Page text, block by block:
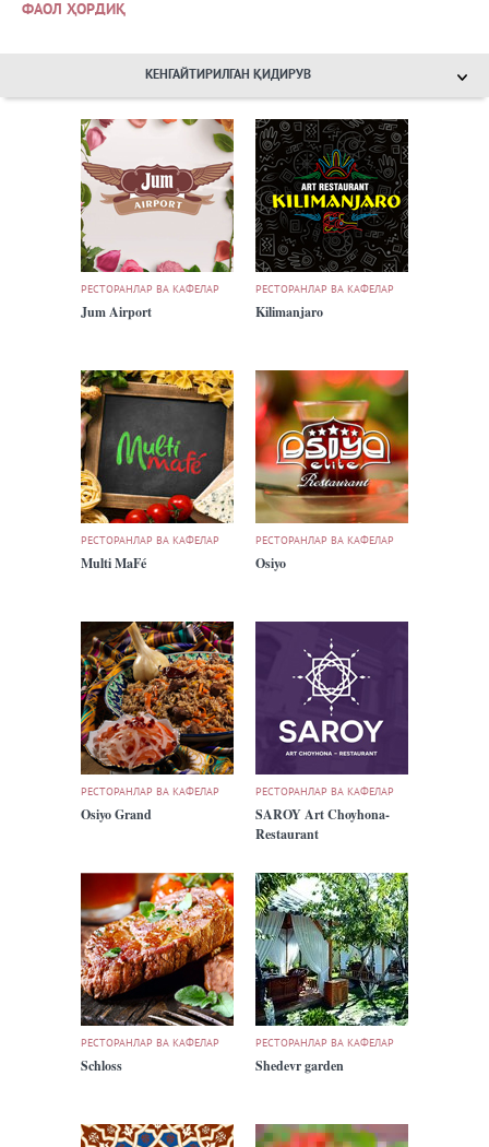
ФАОЛ ҲОРДИҚ
КЕНГАЙТИРИЛГАН ҚИДИРУВ
РЕСТОРАНЛАР ВА КАФЕЛАР
Jum Airport
РЕСТОРАНЛАР ВА КАФЕЛАР
Kilimanjaro
РЕСТОРАНЛАР ВА КАФЕЛАР
Multi MaFé
РЕСТОРАНЛАР ВА КАФЕЛАР
Osiyo
РЕСТОРАНЛАР ВА КАФЕЛАР
Osiyo Grand
РЕСТОРАНЛАР ВА КАФЕЛАР
SAROY Art Choyhona-
Restaurant
РЕСТОРАНЛАР ВА КАФЕЛАР
Schloss
РЕСТОРАНЛАР ВА КАФЕЛАР
Shedevr garden